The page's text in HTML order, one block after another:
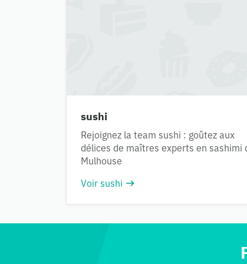
sushi
Rejoignez la team sushi : goûtez aux
délices de maîtres experts en sashimi
Mulhouse
Voir sushi